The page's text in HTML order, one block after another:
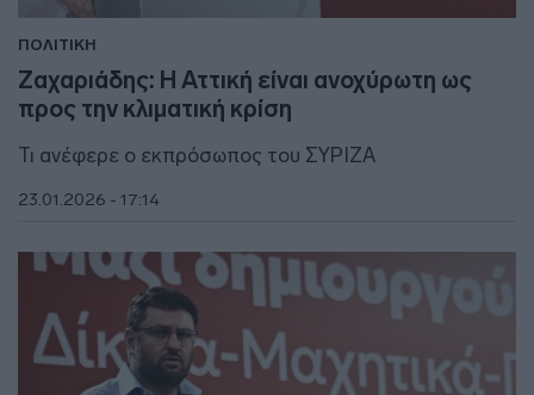
ΠΟΛΙΤΙΚΗ
Ζαχαριάδης: Η Αττική είναι ανοχύρωτη ως
προς την κλιματική κρίση
Τι ανέφερε ο εκπρόσωπος του ΣΥΡΙΖΑ
23.01.2026 - 17:14